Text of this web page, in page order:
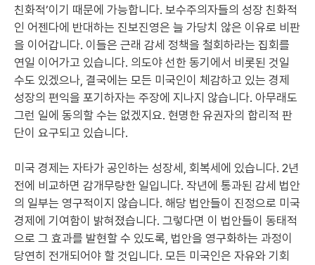
친화적’이기 때문에 가능합니다. 보수주의자들의 성장 친화적
인 어젠다에 반대하는 진보진영은 늘 가당치 않은 이유로 비판
을 이어갑니다. 이들은 근래 감세 정책을 철회하라는 집회를
연일 이어가고 있습니다. 의도야 선한 동기에서 비롯된 것일
수도 있겠으나, 결국에는 모든 미국인이 체감하고 있는 경제
성장의 편익을 포기하자는 주장에 지나지 않습니다. 아무래도
그런 일에 동의할 수는 없겠지요. 현명한 유권자의 합리적 판
단이 요구되고 있습니다.
미국 경제는 자타가 공인하는 성장세, 회복세에 있습니다. 2년
전에 비교하면 감개무량한 일입니다. 작년에 통과된 감세 법안
의 일부는 영구적이지 않습니다. 해당 법안들이 진정으로 미국
경제에 기여함이 밝혀졌습니다. 그렇다면 이 법안들이 동태적
으로 그 효과를 발현할 수 있도록, 법안을 영구화하는 과정이
당연히 전개되어야 할 것입니다. 모든 미국인은 자유와 기회